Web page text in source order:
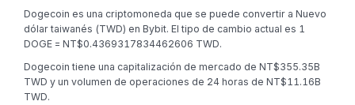
Dogecoin es una criptomoneda que se puede convertir a Nuevo
dólar taiwanés (TWD) en Bybit. El tipo de cambio actual es 1
DOGE = NT$0.4369317834462606 TWD.
Dogecoin tiene una capitalización de mercado de NT$355.35B
TWD y un volumen de operaciones de 24 horas de NT$11.16B
TWD.